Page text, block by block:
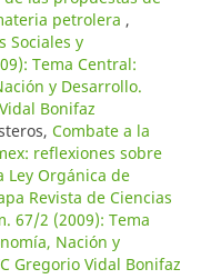
petrolera ,
Sociales y
Tema Central:
y Desarrollo.
Bonifaz
Combate a la
reflexiones sobre
Ley Orgánica de
Revista de Ciencias
67/2 (2009): Tema
Nación y
Gregorio Vidal Bonifaz